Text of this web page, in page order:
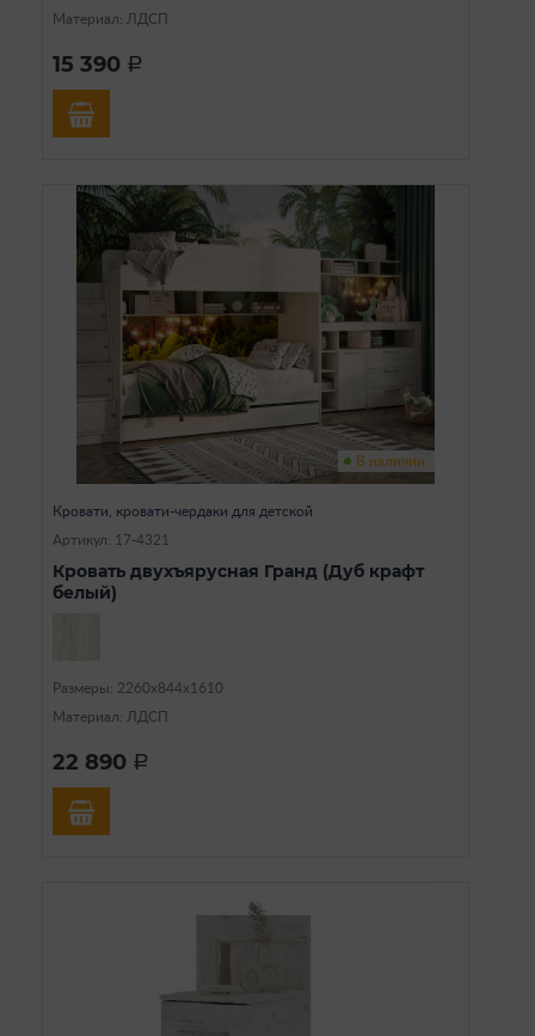
Материал: ЛДСП
15 390 a
В наличии
Кровати, кровати-чердаки для детской
Артикул: 17-4321
Кровать двухъярусная Гранд (Дуб крафт
белый)
Размеры: 2260х844х1610
Материал: ЛДСП
22 890 a